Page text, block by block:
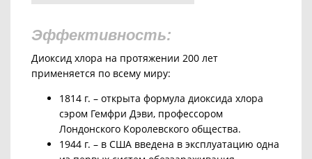
Эффективность:
Диоксид хлора на протяжении 200 лет
применяется по всему миру:
1814 г. – открыта формула диоксида хлора
сэром Гемфри Дэви, профессором
Лондонского Королевского общества.
1944 г. – в США введена в эксплуатацию одна